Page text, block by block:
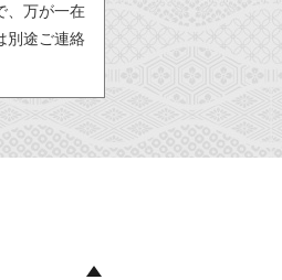
、万が一在
別途ご連絡